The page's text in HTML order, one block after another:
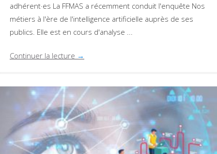
adhérent·es La FFMAS a récemment conduit l'enquête Nos
métiers à l'ère de l'intelligence artificielle auprès de ses
publics. Elle est en cours d'analyse ...
Continuer la lecture →